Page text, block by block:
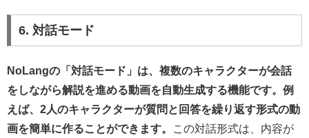
6. 対話モード
NoLangの「対話モード」は、複数のキャラクターが会話
をしながら解説を進める動画を自動生成する機能です。例
えば、2人のキャラクターが質問と回答を繰り返す形式の動
画を簡単に作ることができます。
この対話形式は、内容が